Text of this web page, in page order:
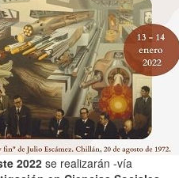
2022 se realizarán -vía